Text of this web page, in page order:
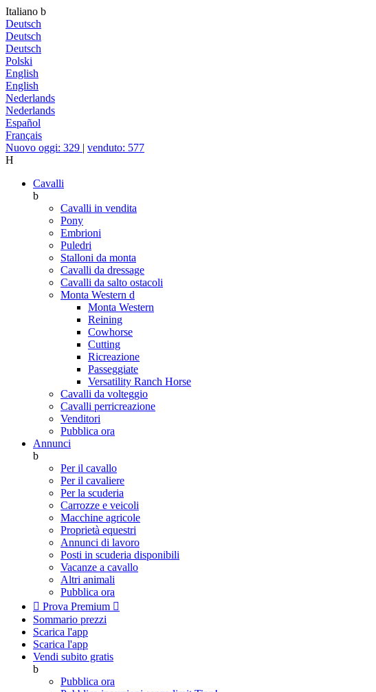
Italiano b
Deutsch
Deutsch
Deutsch
Polski
English
English
Nederlands
Nederlands
Español
Français
Nuovo oggi: 329 | venduto: 577
H
Cavalli
b
Cavalli in vendita
Pony
Embrioni
Puledri
Stalloni da monta
Cavalli da dressage
Cavalli da salto ostacoli
Monta Western d
Monta Western
Reining
Cowhorse
Cutting
Ricreazione
Passeggiate
Versatility Ranch Horse
Cavalli da volteggio
Cavalli perricreazione
Venditori
Pubblica ora
Annunci
b
Per il cavallo
Per il cavaliere
Per la scuderia
Carrozze e veicoli
Macchine agricole
Proprietà equestri
Annunci di lavoro
Posti in scuderia disponibili
Vacanze a cavallo
Altri animali
Pubblica ora
 Prova Premium 
Sommario prezzi
Scarica l'app
Scarica l'app
Vendi subito gratis
b
Pubblica ora